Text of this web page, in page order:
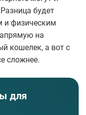
будет
и физическим
на
кошелек, а вот с
сложнее.
для